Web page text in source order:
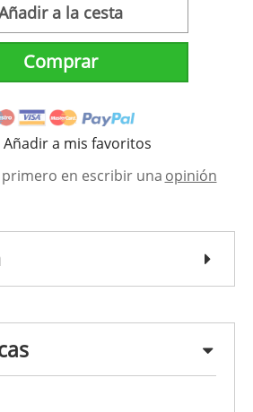
a la cesta
Comprar
Añadir a mis favoritos
primero en escribir una opinión